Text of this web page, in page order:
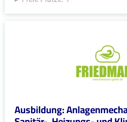
Ausbildung: